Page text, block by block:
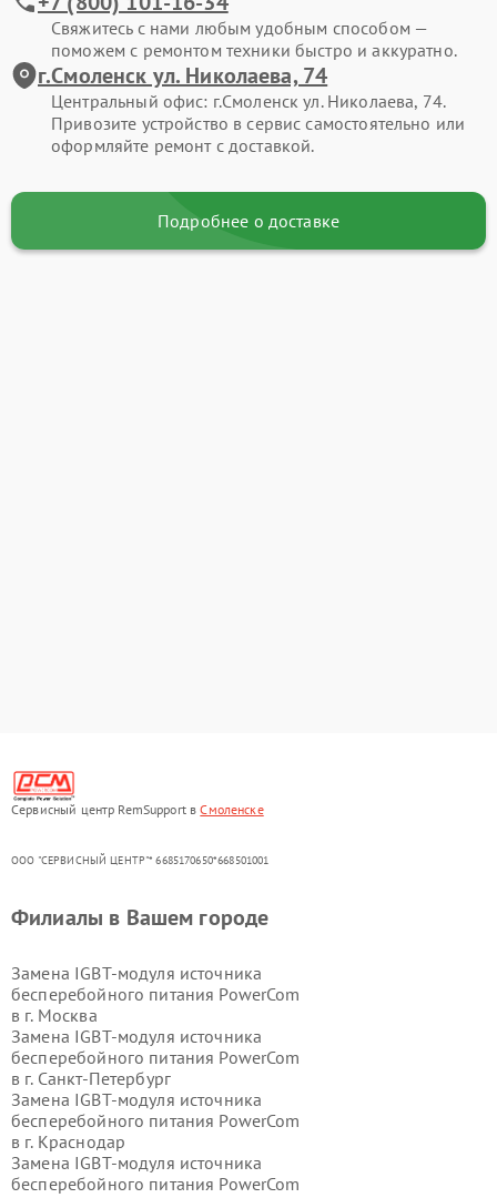
Свяжитесь с нами любым удобным способом —
поможем с ремонтом техники быстро и аккуратно.
г.Смоленск ул. Николаева, 74
Центральный офис: г.Смоленск ул. Николаева, 74.
Привозите устройство в сервис самостоятельно или
оформляйте ремонт с доставкой.
Подробнее о доставке
Сервисный центр RemSupport вСмоленске
ООО "СЕРВИСНЫЙ ЦЕНТР"* 6685170650*668501001
Филиалы в Вашем городе
Замена IGBT-модуля источника
бесперебойного питания PowerCom
в г. Москва
Замена IGBT-модуля источника
бесперебойного питания PowerCom
в г. Санкт-Петербург
Замена IGBT-модуля источника
бесперебойного питания PowerCom
в г. Краснодар
Замена IGBT-модуля источника
бесперебойного питания PowerCom